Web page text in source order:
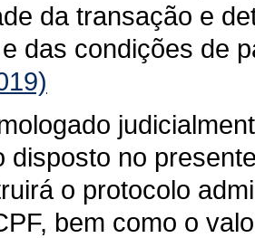
da transação e
das condições de
disposto no
o protocolo
bem como o